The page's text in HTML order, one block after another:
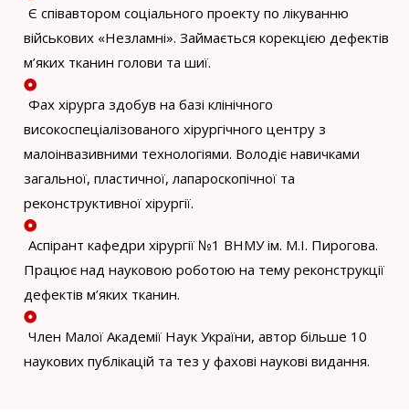
Є співавтором соціального проекту по лікуванню
військових «‎Незламні»‎. Займається корекцією дефектів
м’яких тканин голови та шиї.
Фах хірурга здобув на базі клінічного
високоспеціалізованого хірургічного центру з
малоінвазивними технологіями. Володіє навичками
загальної, пластичної, лапароскопічної та
реконструктивної хірургії.
Аспірант кафедри хірургії №1 ВНМУ ім. М.І. Пирогова.
Працює над науковою роботою на тему реконструкції
дефектів м’яких тканин.
Член Малої Академії Наук України, автор більше 10
наукових публікацій та тез у фахові наукові видання.